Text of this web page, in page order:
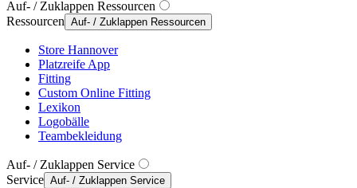
Auf- / Zuklappen Ressourcen
Ressourcen Auf- / Zuklappen Ressourcen
Store Hannover
Platzreife App
Fitting
Custom Online Fitting
Lexikon
Logobälle
Teambekleidung
Auf- / Zuklappen Service
Service Auf- / Zuklappen Service